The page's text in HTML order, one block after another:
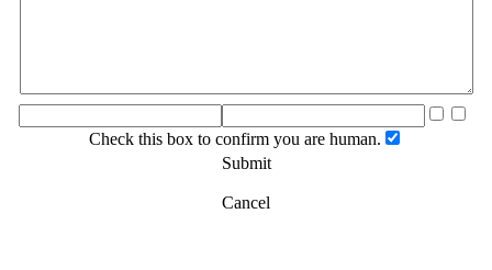
Check this box to confirm you are human.
Submit
Cancel